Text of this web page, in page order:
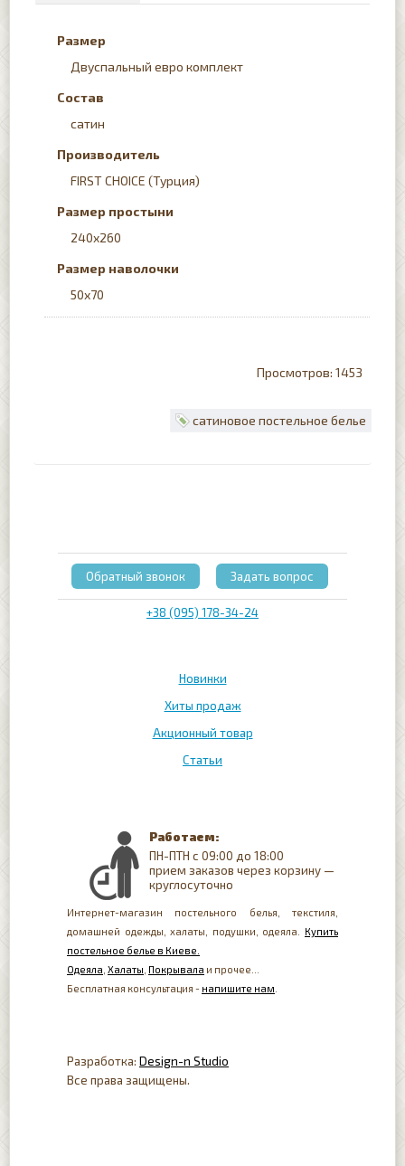
Размер
Двуспальный евро комплект
Состав
сатин
Производитель
FIRST CHOICE (Турция)
Размер простыни
240x260
Размер наволочки
50х70
1453
сатиновое постельное белье
Новинки
Хиты продаж
Акционный товар
Статьи
+38 (095) 178-34-24
Обратный звонок Задать вопрос
Работаем:
ПН-ПТН с 09:00 до 18:00
прием заказов через корзину —
круглосуточно
Интернет-магазин постельного белья, текстиля,
домашней одежды, халаты, подушки, одеяла. Купить
постельное белье в Киеве.
Одеяла Халаты Покрывала и прочее...
Бесплатная консультация - напишите нам
Разработка: Design-n Studio
Все права защищены.